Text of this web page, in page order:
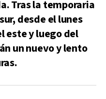
Tras la temporaria
desde el lunes
este y luego del
un nuevo y lento